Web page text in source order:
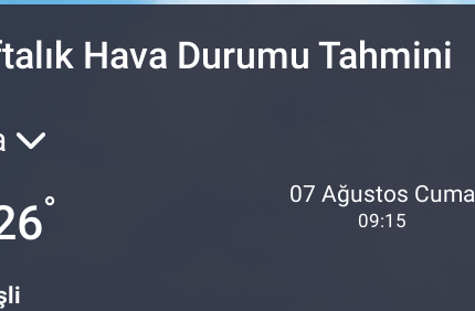
Hava Durumu Tahmini
° 07 Ağustos Cuma
09:15